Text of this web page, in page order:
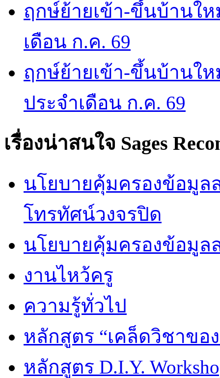
ฤกษ์ย้ายเข้า-ขึ้นบ้านใ
เดือน ก.ค. 69
ฤกษ์ย้ายเข้า-ขึ้นบ้านใ
ประจำเดือน ก.ค. 69
เรื่องน่าสนใจ Sages
นโยบายคุ้มครองข้อมูล
โทรทัศน์วงจรปิด
นโยบายคุ้มครองข้อมูล
งานไหว้ครู
ความรู้ทั่วไป
หลักสูตร “เคล็ดวิชาขอ
หลักสูตร D.I.Y.